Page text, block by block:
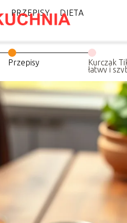
PRZEPISY DIETA
Przepisy Kurczak
łatwy i